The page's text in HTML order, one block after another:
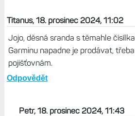
je jako vsechno? Nebo jsem uplnej
Život s Garminem, 19. prosinec
Ano, je to tento report, mám na
Odpovědět